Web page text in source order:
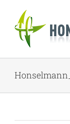
springen